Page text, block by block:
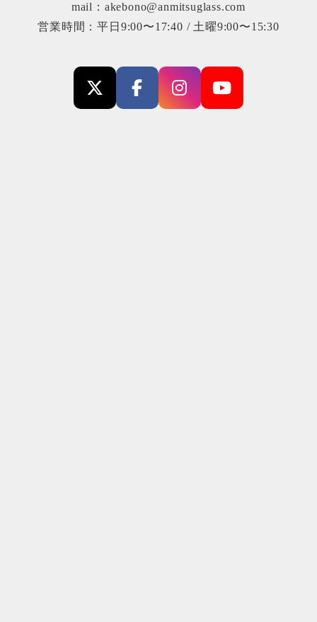
mail：akebono@anmitsuglass.com
営業時間：平日9:00〜17:40 / 土曜9:00〜15:30